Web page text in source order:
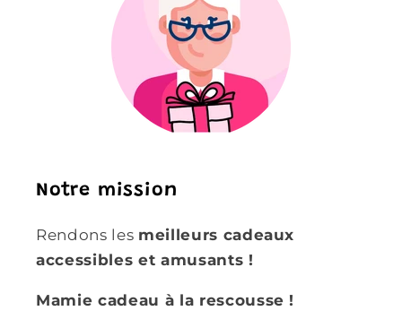
Notre mission
Rendons les meilleurs cadeaux
accessibles et amusants !
Mamie cadeau à la rescousse !